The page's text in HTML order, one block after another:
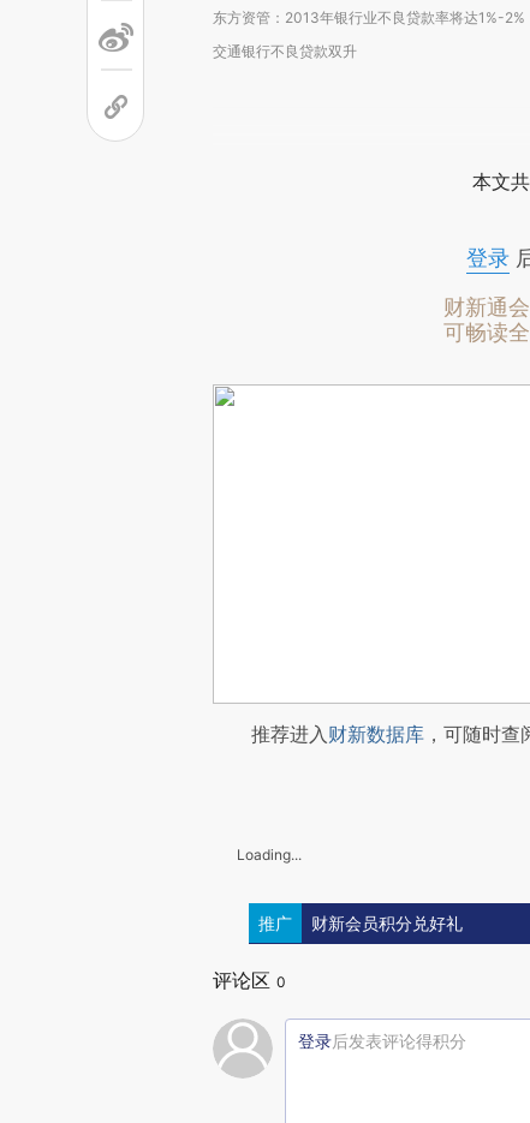
东方资管：2013年银行业不良贷款率将达1%-2%
交通银行不良贷款双升
本文
登录
财新通
可畅读
推荐进入财新数据库 ，可随时
Loading...
推广 财新会员积分兑好礼
评论区 0
登录后发表评论得积分